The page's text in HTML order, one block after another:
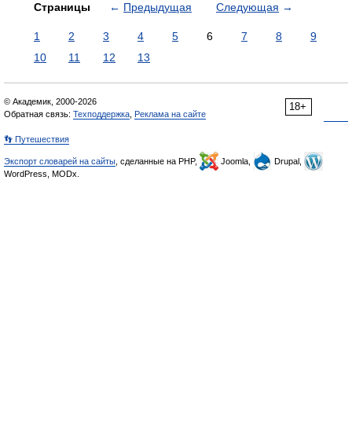
Страницы ← Предыдущая Следующая →
1 2 3 4 5 6 7 8
9
10
11 12 13
18+
© Академик, 2000-2026
Обратная связь: Техподдержка Реклама на сайте
👣 Путешествия
Экспорт словарей на сайты , сделанные на PHP, Joomla,
Drupal,
WordPress, MODx.